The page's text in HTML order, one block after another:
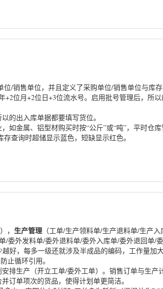
/销售单位，并且定义了采购单位/销售单位与库存
+2位月+2位日+3位流水号。启用批号管理后，所
的出入库单据都要填写货位。
如金属、铝型材购买时按“公斤”或“吨”，平时仓库
查询时超储显示蓝色，短缺显示红色。
， 生产管理 （工单/生产领料单/生产退料单/生产
单/委外发料单/委外退料单/委外入库单/委外退回单/
好，每多一级还就涉及半成品的编码，工作量
止循环引用。
排生产（开立工单/委外工单）。销售订单与生
订单项次的货品，使得计划单更简洁。